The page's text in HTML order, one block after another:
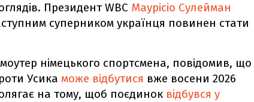
Президент WBC Маурісіо Сулейман
суперником українця повинен стати
німецького спортсмена, повідомив, що
Усика може відбутися вже восени 2026
на тому, щоб поєдинок відбувся у